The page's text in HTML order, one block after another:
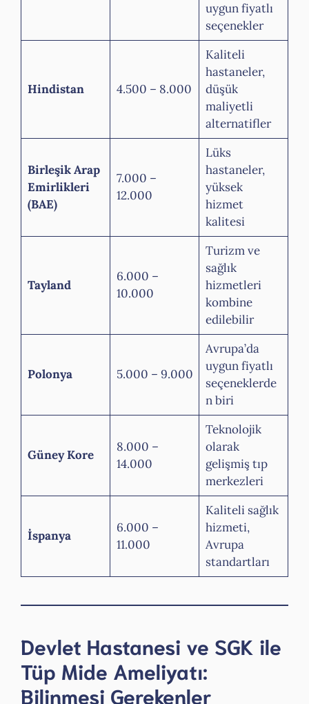
uygun fiyatlı
seçenekler
Hindistan 4.500 – 8.000
Kaliteli
hastaneler,
düşük
maliyetli
alternatifler
Birleşik Arap
Emirlikleri
(BAE)
7.000 –
12.000
Lüks
hastaneler,
yüksek
hizmet
kalitesi
Tayland
6.000 –
10.000
Turizm ve
sağlık
hizmetleri
kombine
edilebilir
Polonya 5.000 – 9.000
Avrupa’da
uygun fiyatlı
seçeneklerde
n biri
Güney Kore
8.000 –
14.000
Teknolojik
olarak
gelişmiş tıp
merkezleri
İspanya
6.000 –
11.000
Kaliteli sağlık
hizmeti,
Avrupa
standartları
Devlet Hastanesi ve SGK ile
Tüp Mide Ameliyatı:
Bilinmesi Gerekenler